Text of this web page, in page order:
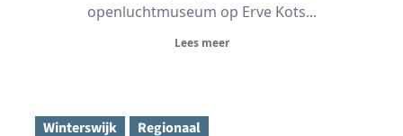
openluchtmuseum op Erve Kots...
Lees meer
Winterswijk Regionaal